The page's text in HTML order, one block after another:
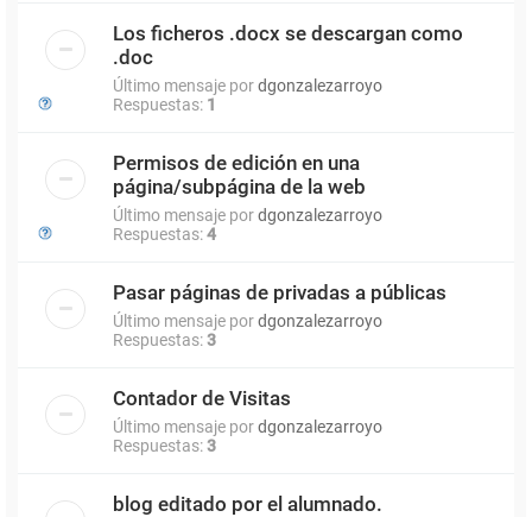
Los ficheros .docx se descargan como
.doc
Último mensaje pordgonzalezarroyo
Respuestas: 1
Permisos de edición en una
página/subpágina de la web
Último mensaje pordgonzalezarroyo
Respuestas:4
Pasar páginas de privadas a públicas
Último mensaje pordgonzalezarroyo
Respuestas:3
Contador de Visitas
Último mensaje pordgonzalezarroyo
Respuestas:3
blog editado por el alumnado.